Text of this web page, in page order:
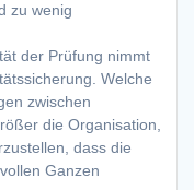
zu wenig
der Prüfung nimmt
Welche
zwischen
die Organisation,
dass die
Ganzen